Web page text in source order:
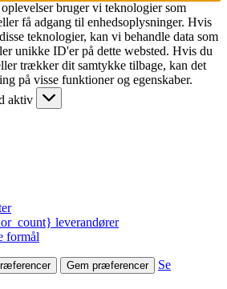
bruger vi teknologier som
få adgang til enhedsoplysninger. Hvis
teknologier, kan vi behandle data som
unikke ID'er på dette websted. Hvis du
trækker dit samtykke tilbage, kan det
på visse funktioner og egenskaber.
aktiv
leverandører
formål
Gem præferencer
Se